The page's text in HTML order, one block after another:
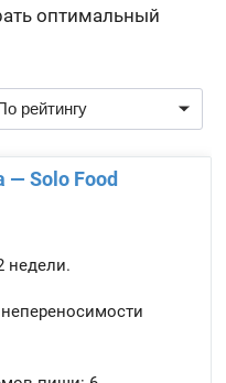
оптимальный
— Solo Food
недели.